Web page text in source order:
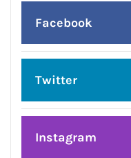
Facebook
Twitter
Instagram